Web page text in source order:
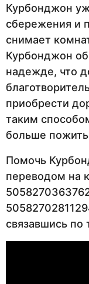
Курбонджон
сбережения и
снимает
Курбонджон
надежде, что
приобрести
таким
больше
Помочь
переводом на
связавшись по